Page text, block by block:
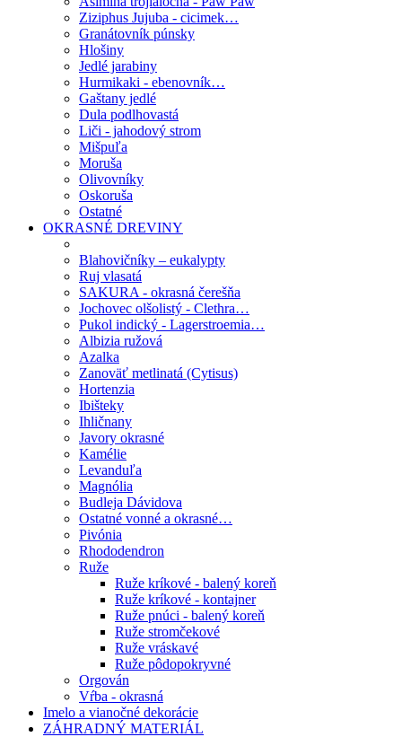
Ziziphus Jujuba - cicimek…
Granátovník púnsky
Hlošiny
Jedlé jarabiny
Hurmikaki - ebenovník…
Gaštany jedlé
Dula podlhovastá
Liči - jahodový strom
Mišpuľa
Moruša
Olivovníky
Oskoruša
Ostatné
OKRASNÉ DREVINY
Blahovičníky – eukalypty
Ruj vlasatá
SAKURA - okrasná čerešňa
Jochovec olšolistý - Clethra…
Pukol indický - Lagerstroemia…
Albizia ružová
Azalka
Zanoväť metlinatá (Cytisus)
Hortenzia
Ibišteky
Ihličnany
Javory okrasné
Kamélie
Levanduľa
Magnólia
Budleja Dávidova
Ostatné vonné a okrasné…
Pivónia
Rhododendron
Ruže
Ruže kríkové - balený koreň
Ruže kríkové - kontajner
Ruže pnúci - balený koreň
Ruže stromčekové
Ruže vráskavé
Ruže pôdopokryvné
Orgován
Vŕba - okrasná
Imelo a vianočné dekorácie
ZÁHRADNÝ MATERIÁL